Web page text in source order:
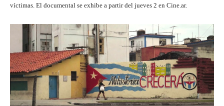
víctimas. El documental se exhibe a partir del jueves 2 en Cine.ar.